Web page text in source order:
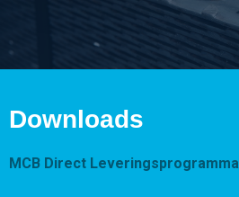
Downloads
MCB Direct Leveringsprogramma